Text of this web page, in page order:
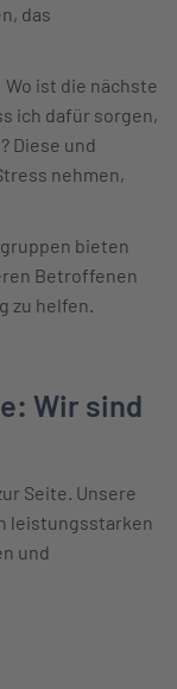
das
Wo ist die nächste
ich dafür sorgen,
Diese und
nehmen,
bieten
Betroffenen
zu helfen.
Wir sind
Seite. Unsere
leistungsstarken
und